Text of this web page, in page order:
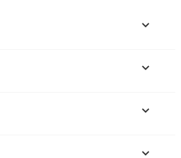
keyboard_arrow_down


